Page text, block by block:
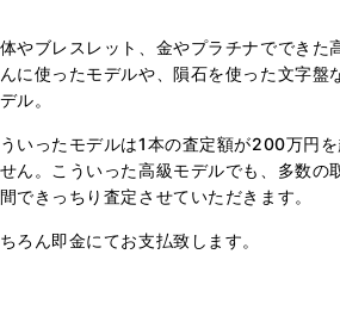
やブレスレット、金やプラチナでできた
に使ったモデルや、隕石を使った文字盤
ル。
いったモデルは1本の査定額が200万円
ん。こういった高級モデルでも、多数の
できっちり査定させていただきます。
ろん即金にてお支払致します。